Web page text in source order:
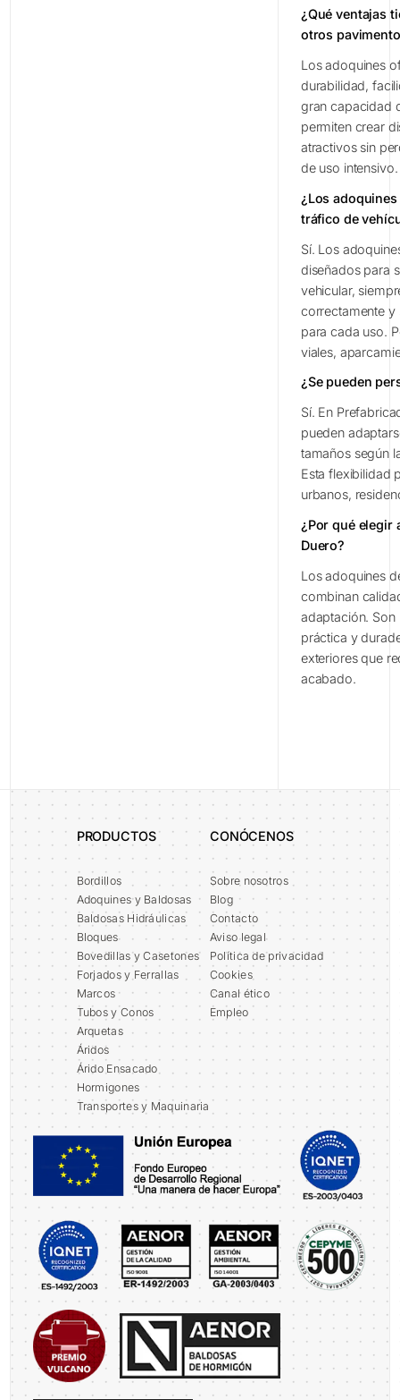
¿Qué ventajas
otros
Los adoquines
durabilidad,
gran capacidad
permiten crear
atractivos sin
de uso intensivo.
¿Los
tráfico de
Sí. Los
diseñados para
vehicular,
correctamente y
para cada uso.
viales,
¿Se pueden
Sí. En
pueden
tamaños según
Esta flexibilidad
urbanos,
¿Por qué elegir
Duero?
Los adoquines
combinan
adaptación. Son
práctica y
exteriores que
acabado.
PRODUCTOS
Bordillos
Adoquines y Baldosas
Baldosas Hidráulicas
Bloques
Bovedillas y Casetones
Forjados y Ferrallas
Marcos
Tubos y Conos
Arquetas
Áridos
Árido Ensacado
Hormigones
Transportes y Maquinaria
CONÓCENOS
Sobre nosotros
Blog
Contacto
Aviso legal
Política de privacidad
Cookies
Canal ético
Empleo